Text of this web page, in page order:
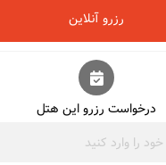
رزرو آنلاین
درخواست رزرو این هتل